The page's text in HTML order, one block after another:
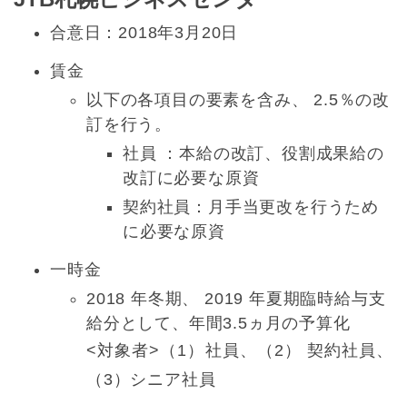
合意日：2018年3月20日
賃金
以下の各項目の要素を含み、 2.5％の改
訂を行う。
社員 ：本給の改訂、役割成果給の
改訂に必要な原資
契約社員：月手当更改を行うため
に必要な原資
一時金
2018 年冬期、 2019 年夏期臨時給与支
給分として、年間3.5ヵ月の予算化
<対象者>（1）社員、（2） 契約社員、
（3）シニア社員